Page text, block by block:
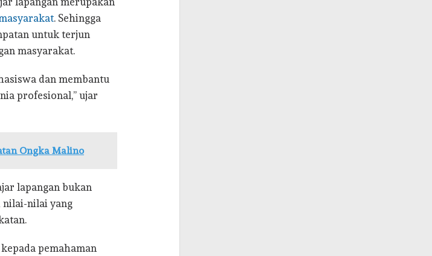
. Sehingga
untuk terjun
masyarakat.
dan membantu
profesional,” ujar
Ongka Malino
lapangan bukan
nilai-nilai yang
pemahaman